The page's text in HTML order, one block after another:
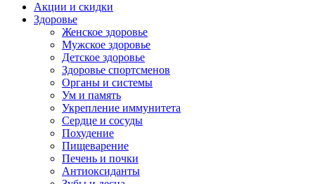
Акции и скидки
Здоровье
Женское здоровье
Мужское здоровье
Детское здоровье
Здоровье спортсменов
Органы и системы
Ум и память
Укрепление иммунитета
Сердце и сосуды
Похудение
Пищеварение
Печень и почки
Антиоксиданты